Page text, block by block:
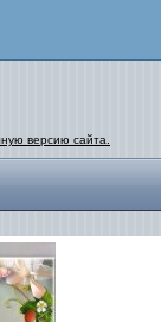
версию сайта.